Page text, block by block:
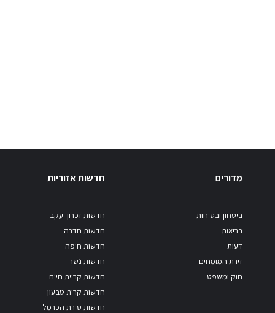
מדורים
ביטחון ובטיחות
בריאות
דעות
זירת המומחים
חוק ומשפט
חדשות אזוריות
חדשות זכרון יעקב
חדשות חדרה
חדשות חיפה
חדשות נשר
חדשות קריית חיים
חדשות קרית טבעון
חדשות טירת הכרמל